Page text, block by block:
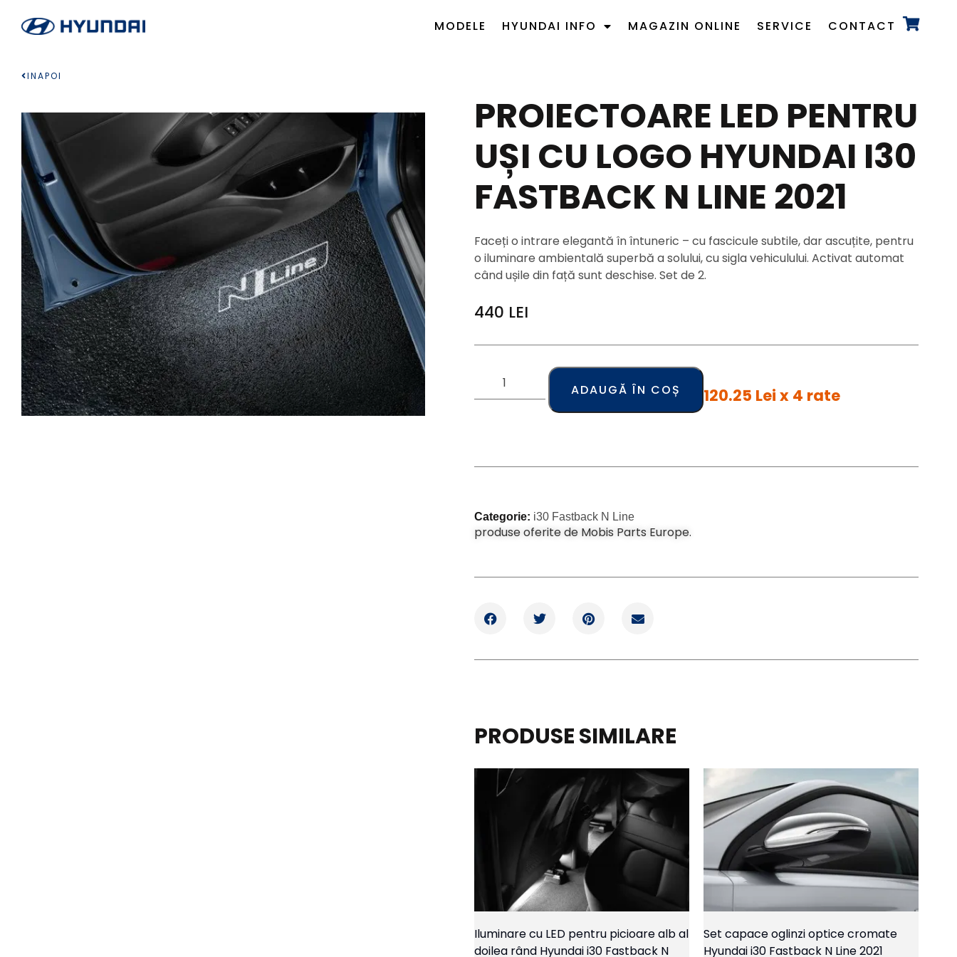
MODELE HYUNDAI INFO MAGAZIN ONLINE SERVICE CONTACT
INAPOI
PROIECTOARE LED PENTRU
UȘI CU LOGO HYUNDAI I30
FASTBACK N LINE 2021
Faceți o intrare elegantă în întuneric – cu fascicule subtile, dar ascuțite, pentru
o iluminare ambientală superbă a solului, cu sigla vehiculului. Activat automat
când ușile din față sunt deschise. Set de 2.
440 LEI
ADAUGĂ ÎN COȘ 120.25 Lei x 4 rate
Categorie: i30 Fastback N Line
produse oferite de Mobis Parts Europe.
PRODUSE SIMILARE
Iluminare cu LED pentru picioare alb al
doilea rând Hyundai i30 Fastback N
Set capace oglinzi optice cromate
Hyundai i30 Fastback N Line 2021